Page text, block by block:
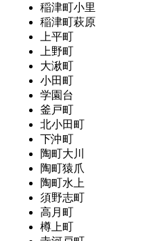
稲津町小里
稲津町萩原
上平町
上野町
大湫町
小田町
学園台
釜戸町
北小田町
下沖町
陶町大川
陶町猿爪
陶町水上
須野志町
高月町
樽上町